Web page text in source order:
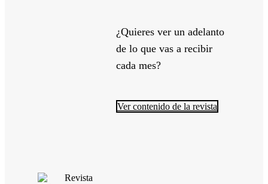
¿Quieres ver un adelanto
de lo que vas a recibir
cada mes?
Ver contenido de la revista